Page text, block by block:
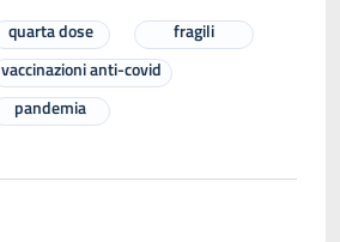
quarta dose
fragili
vaccinazioni anti-covid
pandemia